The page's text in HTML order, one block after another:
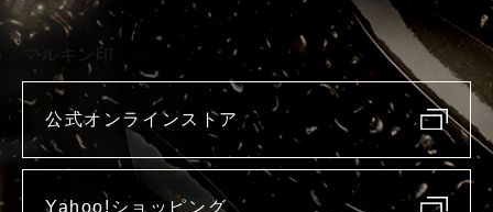
マルキン印
公式オンラインストア
Yahoo!ショッピング